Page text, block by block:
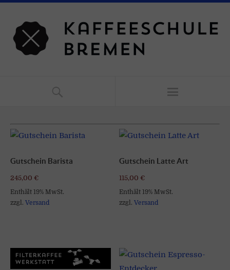
Gutschein Barista
245,00 €
Enthält 19% MwSt.
zzgl. Versand
Gutschein Latte Art
115,00€
Enthält 19% MwSt.
zzgl.Versand